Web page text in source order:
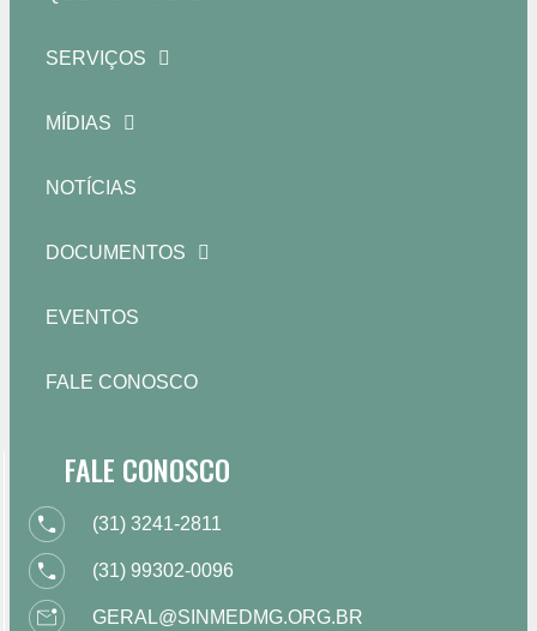
SERVIÇOS
MÍDIAS
NOTÍCIAS
DOCUMENTOS
EVENTOS
FALE CONOSCO
FALE CONOSCO
(31) 3241-2811
(31) 99302-0096
GERAL@SINMEDMG.ORG.BR